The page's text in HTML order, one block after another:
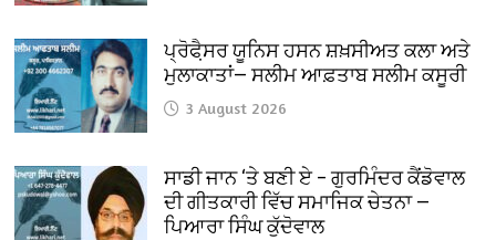
ਪ੍ਰੋਫੈ਼ਸਰ ਯੂਨਿਸ ਹਸਨ ਸ਼ਖ਼ਸੀਅਤ ਕਲਾ ਅਤੇ
ਮੁਲਾਕਾਤਾਂ— ਸਲੀਮ ਆਫ਼ਤਾਬ ਸਲੀਮ ਕਸੂਰੀ
3 August 2026
ਸਾਡੀ ਜਾਨ ‘ਤੇ ਬਣੀ ਏ – ਗੁਰਮਿੰਦਰ ਕੈਂਡੋਵਾਲ
ਦੀ ਗੀਤਕਾਰੀ ਵਿੱਚ ਸਮਾਜਿਕ ਚੇਤਨਾ —
ਪਿਆਰਾ ਸਿੰਘ ਕੁੱਦੋਵਾਲ